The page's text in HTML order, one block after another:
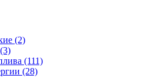
(2)
(111)
(28)